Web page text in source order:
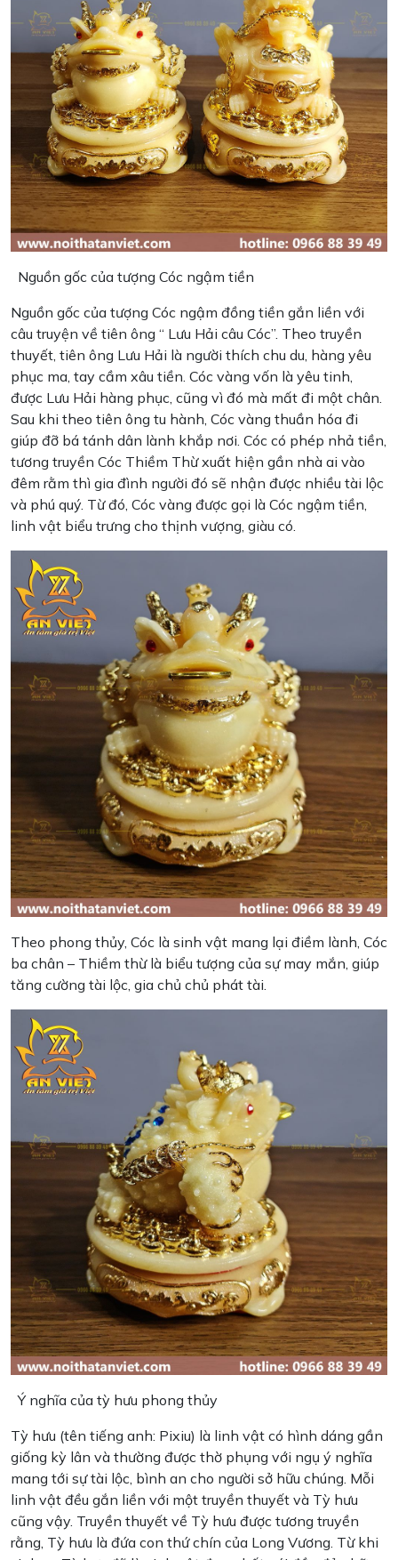
Nguồn gốc của tượng Cóc ngậm tiền
Nguồn gốc của tượng Cóc ngậm đồng tiền gắn liền với
câu truyện về tiên ông “ Lưu Hải câu Cóc”. Theo truyền
thuyết, tiên ông Lưu Hải là người thích chu du, hàng yêu
phục ma, tay cầm xâu tiền. Cóc vàng vốn là yêu tinh,
được Lưu Hải hàng phục, cũng vì đó mà mất đi một chân.
Sau khi theo tiên ông tu hành, Cóc vàng thuần hóa đi
giúp đỡ bá tánh dân lành khắp nơi. Cóc có phép nhả tiền,
tương truyền Cóc Thiềm Thừ xuất hiện gần nhà ai vào
đêm rằm thì gia đình người đó sẽ nhận được nhiều tài lộc
và phú quý. Từ đó, Cóc vàng được gọi là Cóc ngậm tiền,
linh vật biểu trưng cho thịnh vượng, giàu có.
Theo phong thủy, Cóc là sinh vật mang lại điềm lành, Cóc
ba chân – Thiềm thừ là biểu tượng của sự may mắn, giúp
tăng cường tài lộc, gia chủ chủ phát tài.
Ý nghĩa của tỳ hưu phong thủy
Tỳ hưu (tên tiếng anh: Pixiu) là linh vật có hình dáng gần
giống kỳ lân và thường được thờ phụng với ngụ ý nghĩa
mang tới sự tài lộc, bình an cho người sở hữu chúng. Mỗi
linh vật đều gắn liền với một truyền thuyết và Tỳ hưu
cũng vậy. Truyền thuyết về Tỳ hưu được tương truyền
rằng, Tỳ hưu là đứa con thứ chín của Long Vương. Từ khi